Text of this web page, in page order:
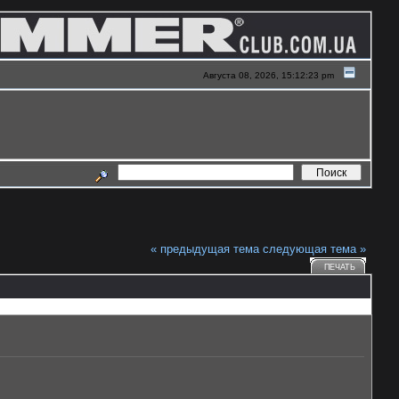
Августа 08, 2026, 15:12:23 pm
« предыдущая тема следующая тема »
ПЕЧАТЬ